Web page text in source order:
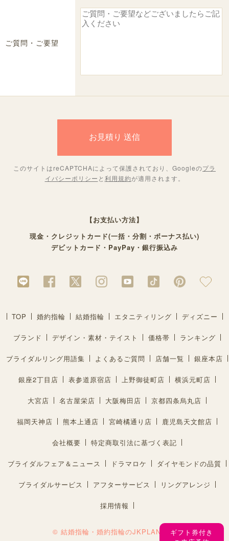
ご質問・ご要望
このサイトはreCAPTCHAによって保護されており、Googleのプラ
イバシーポリシー と 利用規約が適用されます。
ギフト券付き
【お支払い方法】
現金・クレジットカード(一括・分割・ボーナス払い)
デビットカード・PayPay・銀行振込み
TOP 婚約指輪 結婚指輪 エタニティリング ディズニー
ブランド デザイン・素材・テイスト 価格帯 ランキング
ブライダルリング用語集 よくあるご質問 店舗一覧 銀座本店
銀座2丁目店 表参道原宿店 上野御徒町店 横浜元町店
大宮店 名古屋栄店 大阪梅田店 京都四条烏丸店
福岡天神店 熊本上通店 宮崎橘通り店 鹿児島天文館店
会社概要 特定商取引法に基づく表記
ブライダルフェア＆ニュース ドラマロケ ダイヤモンドの品質
ブライダルサービス アフターサービス リングアレンジ
採用情報
© 結婚指輪・婚約指輪のJKPLANET®︎